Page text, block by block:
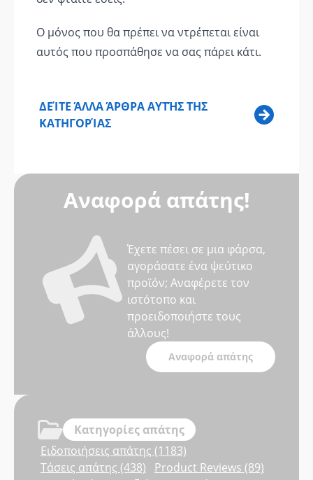
Ο μόνος που θα πρέπει να ντρέπεται είναι
αυτός που προσπάθησε να σας πάρει κάτι.
ΔΕΊΤΕ ΆΛΛΑ ΆΡΘΡΑ ΑΥΤΉΣ ΤΗΣ
ΚΑΤΗΓΟΡΊΑΣ
Αναφορά απάτης!
Έχετε πέσει σε μια φάρσα,
αγοράσατε ένα ψεύτικο
προϊόν; Αναφέρετε τον
ιστότοπο και
προειδοποιήστε τους
άλλους!
Αναφορά απάτης
Κατηγορίες απάτης
Ειδοποιήσεις απάτης (1183)
Τάσεις απάτης (438)
Product Reviews (89)